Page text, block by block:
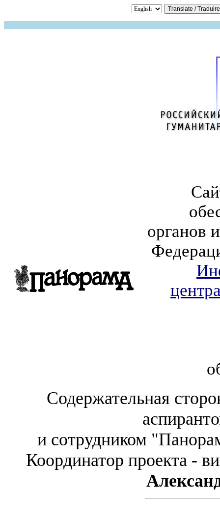
органов
Содержательная
и сотрудником
Координатор проекта -